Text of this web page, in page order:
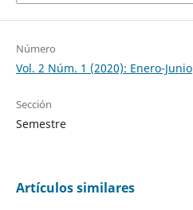
Número
Vol. 2 Núm. 1 (2020): Enero-Junio
Sección
Semestre
Artículos similares